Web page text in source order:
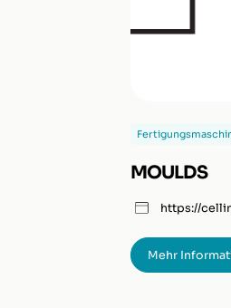
MOULDS
https://
Mehr